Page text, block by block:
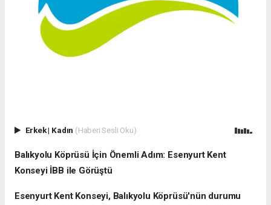
Erkek| Kadın (Haberi Sesli Oku)
Balıkyolu Köprüsü İçin Önemli Adım: Esenyurt Kent
Konseyi İBB ile Görüştü
Esenyurt Kent Konseyi, Balıkyolu Köprüsü'nün durumu